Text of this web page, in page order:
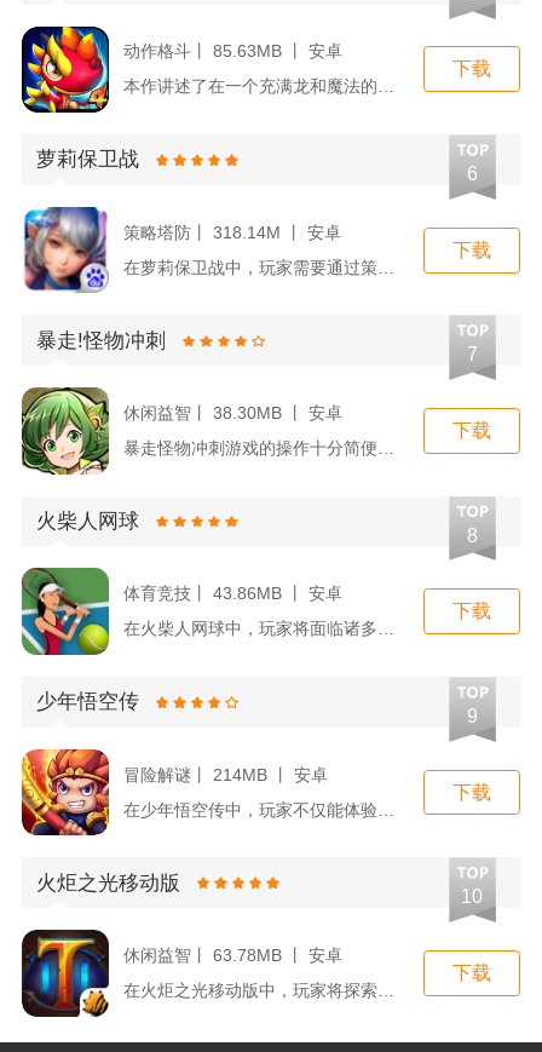
动作格斗丨 85.63MB 丨 安卓
本作讲述了在一个充满龙和魔法的世界中，玩家将扮演一名拥有召唤...
下载
萝莉保卫战
6
策略塔防丨 318.14M 丨 安卓
在萝莉保卫战中，玩家需要通过策略布局，合理搭配不同能力的萝莉...
下载
暴走!怪物冲刺
7
休闲益智丨 38.30MB 丨 安卓
下载
火柴人网球
8
体育竞技丨 43.86MB 丨 安卓
在火柴人网球中，玩家将面临诸多挑战，包括与电脑对决、参与世界...
下载
少年悟空传
9
冒险解谜丨 214MB 丨 安卓
在少年悟空传中，玩家不仅能体验到经典西游故事的情节，更能深入...
下载
火炬之光移动版
10
休闲益智丨 63.78MB 丨 安卓
在火炬之光移动版中，玩家将探索一个庞大的游戏世界，与各种怪物...
下载